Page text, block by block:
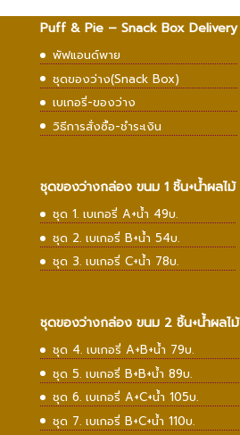
Puff & Pie – Snack Box Delivery
พัฟแอนด์พาย
ชุดของว่าง(Snack Box)
เบเกอรี่-ของว่าง
วิธีการสั่งซื้อ-ชำระเงิน
ชุดของว่างกล่อง ขนม 1 ชิ้น+น้ำผลไม้
ชุด 1. เบเกอรี่ A+น้ำ 49บ.
ชุด 2. เบเกอรี่ B+น้ำ 54บ.
ชุด 3. เบเกอรี่ C+น้ำ 78บ.
ชุดของว่างกล่อง ขนม 2 ชิ้น+น้ำผลไม้
ชุด 4. เบเกอรี่ A+B+น้ำ 79บ.
ชุด 5. เบเกอรี่ B+B+น้ำ 89บ.
ชุด 6. เบเกอรี่ A+C+น้ำ 105บ.
ชุด 7. เบเกอรี่ B+C+น้ำ 110บ.